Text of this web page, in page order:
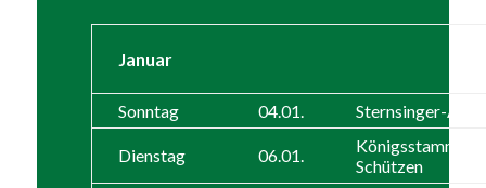
Januar
Sonntag 04.01. Sternsinger-
Dienstag 06.01.
Schützen